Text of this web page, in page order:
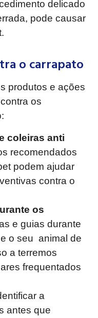
delicado
pode causar
o carrapato
produtos e ações
os
coleiras anti
recomendados
podem ajudar
contra o
os
e guias durante
o seu animal de
a terremos
frequentados
a
antes que